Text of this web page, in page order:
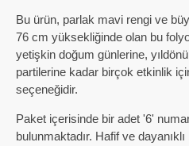
Bu ürün, parlak mavi rengi ve
76 cm yüksekliğinde olan bu
yetişkin doğum günlerine,
partilerine kadar birçok etkinlik
seçeneğidir.
Paket içerisinde bir adet '6'
bulunmaktadır. Hafif ve